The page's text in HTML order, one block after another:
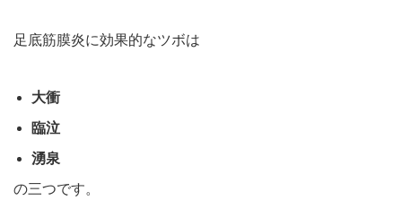
足底筋膜炎に効果的なツボは
大衝
臨泣
湧泉
の三つです。